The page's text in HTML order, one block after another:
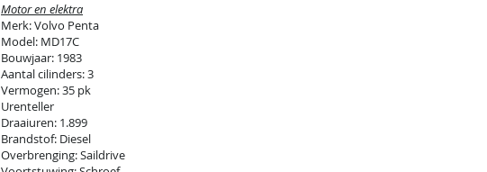
Motor en elektra
Merk: Volvo Penta
Model: MD17C
Bouwjaar: 1983
Aantal cilinders: 3
Vermogen: 35 pk
Urenteller
Draaiuren: 1.899
Brandstof: Diesel
Overbrenging: Saildrive